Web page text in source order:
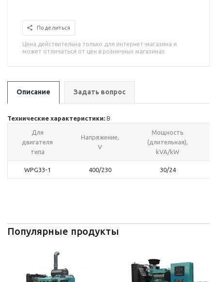
Поделиться
Цена действительна только для интернет-магазина и
может отличаться от цен в розничных магазинах
Описание Задать вопрос
Технические характеристики: В
Для
двигателя
типа
Напряжение,
V
Мощность
(длительная),
kVA/kW
WPG33-1 400/230 30/24
Популярные продукты